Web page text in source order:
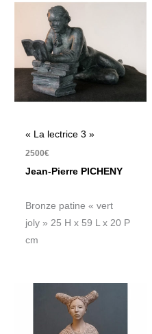
« La lectrice 3 »
2500€
Jean-Pierre PICHENY
Bronze patine « vert
joly » 25 H x 59 L x 20 P
cm